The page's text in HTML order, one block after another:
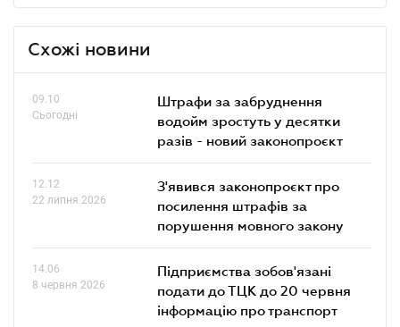
Схожі новини
09.10
Сьогодні
Штрафи за забруднення
водойм зростуть у десятки
разів - новий законопроєкт
12.12
22 липня 2026
З'явився законопроєкт про
посилення штрафів за
порушення мовного закону
14.06
8 червня 2026
Підприємства зобов'язані
подати до ТЦК до 20 червня
інформацію про транспорт